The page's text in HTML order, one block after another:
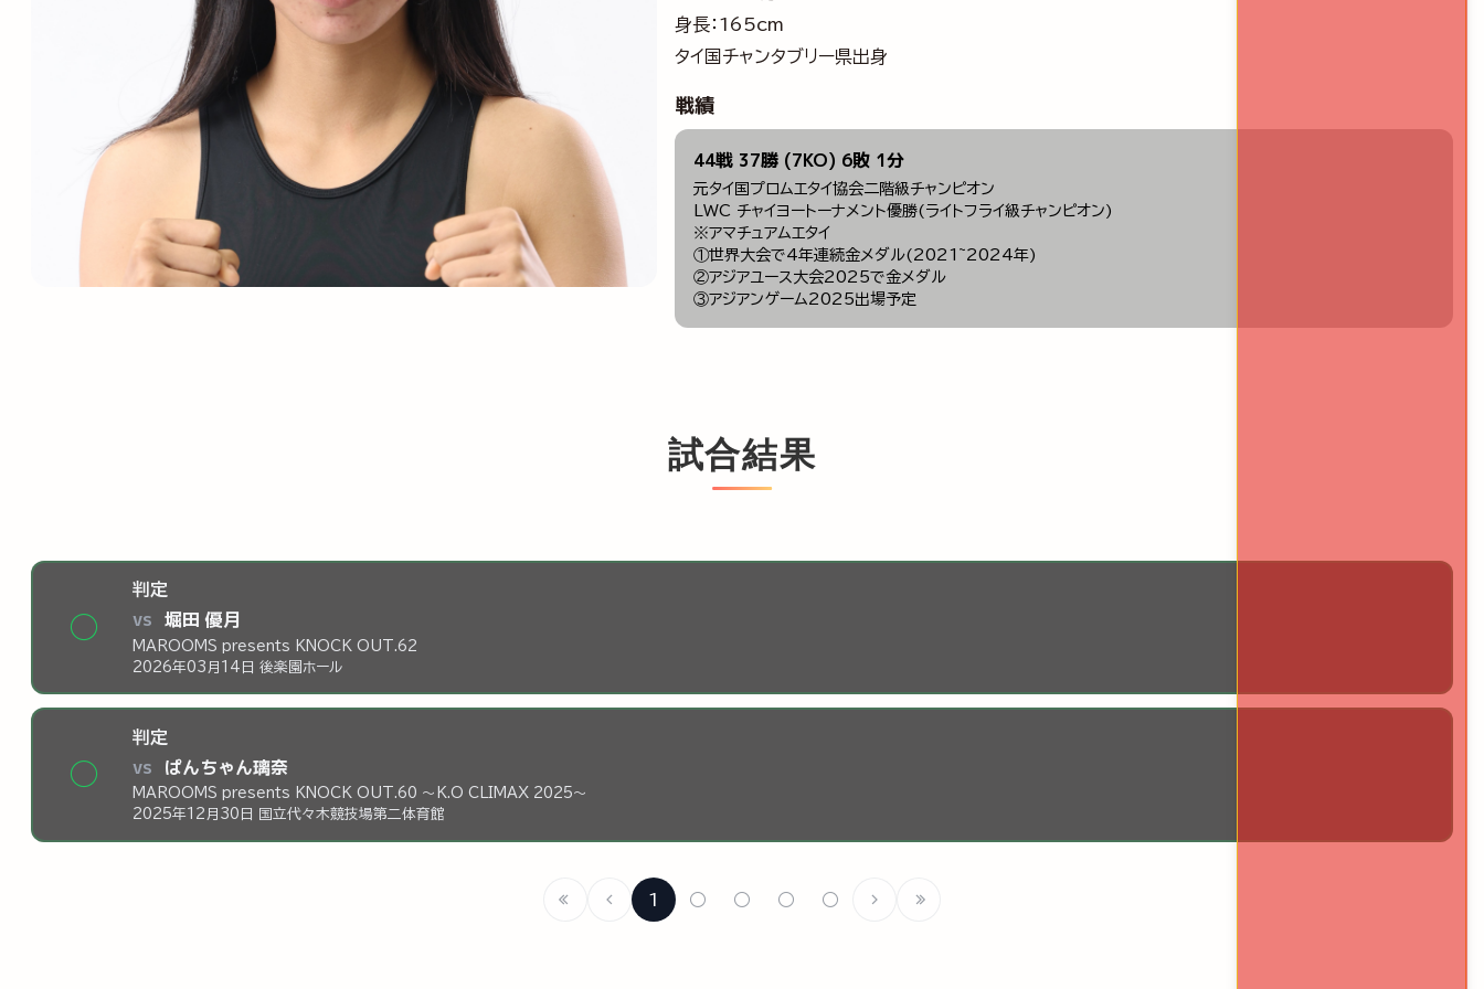
身長：165cm
タイ国チャンタブリー県出身
戦績
44戦 37勝 (7KO) 6敗 1分
元タイ国プロムエタイ協会二階級チャンピオン
LWC チャイヨートーナメント優勝(ライトフライ級チャンピオン)
※アマチュアムエタイ
①世界大会で4年連続金メダル(2021~2024年)
②アジアユース大会2025で金メダル
③アジアンゲーム2025出場予定
試合結果
◯
判定
vs 堀田 優月
MAROOMS presents KNOCK OUT.62
2026年03月14日 後楽園ホール
◯
判定
vs ぱんちゃん璃奈
MAROOMS presents KNOCK OUT.60 ～K.O CLIMAX 2025～
2025年12月30日 国立代々木競技場第二体育館
1 ○ ○ ○ ○